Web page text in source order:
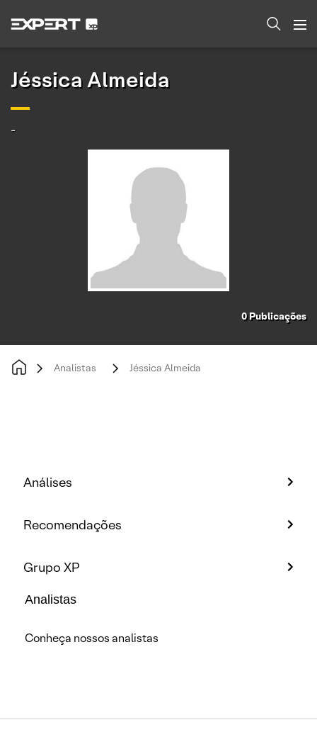
Jéssica Almeida
-
0Publicações
Analistas Jéssica Almeida
Análises
Recomendações
Grupo XP
Analistas
Conheça nossos analistas